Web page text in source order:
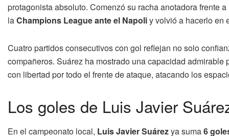
protagonista absoluto. Comenzó su racha anotadora frente a
laChampions League ante el Napoliy volvió a hacerlo en
Cuatro partidos consecutivos con gol reflejan no solo
compañeros. Suárez ha mostrado una capacidad
con libertad por todo el frente de ataque, atacando los
Los goles de Luis Javier
En el campeonato local, Luis Javier Suárezya suma6